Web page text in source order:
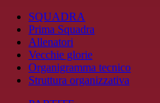
SQUADRA
Prima Squadra
Allenatori
Vecchie glorie
Organigramma tecnico
Struttura organizzativa